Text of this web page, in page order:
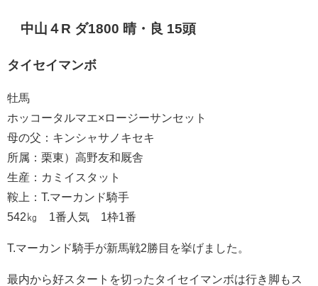
中山４R ダ1800 晴・良 15頭
タイセイマンボ
牡馬
ホッコータルマエ×ロージーサンセット
母の父：キンシャサノキセキ
所属：栗東）高野友和厩舎
生産：カミイスタット
鞍上：T.マーカンド騎手
542㎏ 1番人気 1枠1番
T.マーカンド騎手が新馬戦2勝目を挙げました。
最内から好スタートを切ったタイセイマンボは行き脚もス